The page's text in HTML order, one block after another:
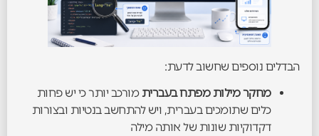
הבדלים נוספים שחשוב לדעת:
מחקר מילות מפתח בעבריתמורכב יותר כי יש פחות
כלים שתומכים בעברית, ויש להתחשב בנטיות ובצורות
דקדוקיות שונות של אותה מילה